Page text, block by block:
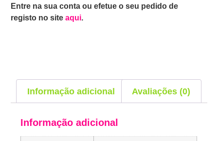
Entre na sua conta ou efetue o seu pedido de
registo no siteaqui.
Informação adicional Avaliações (0)
Informação adicional